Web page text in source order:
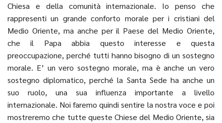
Chiesa e della comunità internazionale. Io penso che
rappresenti un grande conforto morale per i cristiani del
Medio Oriente, ma anche per il Paese del Medio Oriente,
che il Papa abbia questo interesse e questa
preoccupazione, perché tutti hanno bisogno di un sostegno
morale. E’ un vero sostegno morale, ma è anche un vero
sostegno diplomatico, perché la Santa Sede ha anche un
suo ruolo, una sua influenza importante a livello
internazionale. Noi faremo quindi sentire la nostra voce e poi
mostreremo che tutte queste Chiese del Medio Oriente, sia